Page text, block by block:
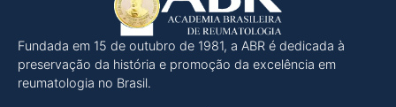
Fundada em 15 de outubro de 1981, a ABR é dedicada à
preservação da história e promoção da excelência em
reumatologia no Brasil.